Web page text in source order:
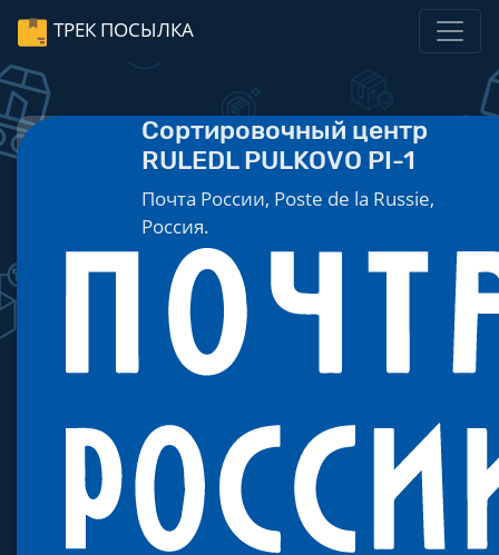
ТРЕК ПОСЫЛКА
Сортировочный центр
RULEDL PULKOVO PI-1
Почта России, Poste de la Russie,
Россия.